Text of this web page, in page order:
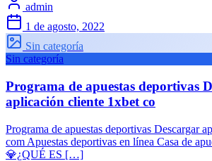
admin
1 de agosto, 2022
Sin categoría
Sin categoría
Programa de apuestas deportivas
aplicación cliente 1xbet co
Programa de apuestas deportivas Descargar
com Apuestas deportivas en línea Casa de
💎¿QUÉ ES […]